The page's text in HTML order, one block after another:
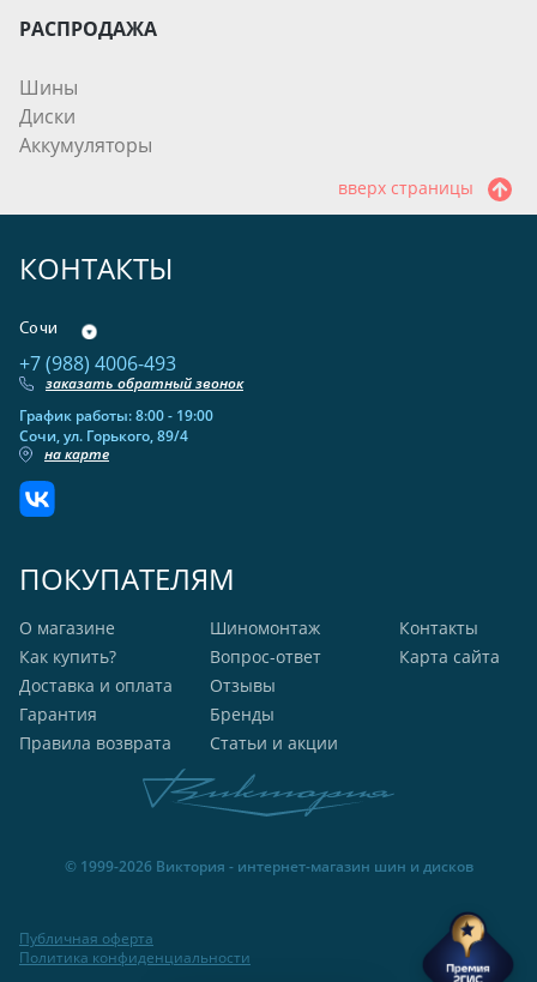
РАСПРОДАЖА
Шины
Диски
Аккумуляторы
вверх страницы
КОНТАКТЫ
Сочи
+7 (988) 4006-493
заказать обратный звонок
График работы: 8:00 - 19:00
Сочи, ул. Горького, 89/4
на карте
ПОКУПАТЕЛЯМ
О магазине
Как купить?
Доставка и оплата
Гарантия
Правила возврата
Шиномонтаж
Вопрос-ответ
Отзывы
Бренды
Статьи и акции
Контакты
Карта сайта
© 1999-2026 Виктория - интернет-магазин шин и дисков
Публичная оферта
Политика конфиденциальности